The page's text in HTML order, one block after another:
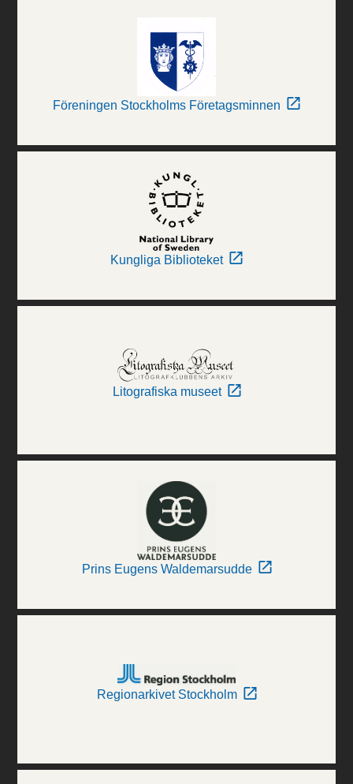
Föreningen Stockholms Företagsminnen
Kungliga Biblioteket
Litografiska museet
Prins Eugens Waldemarsudde
Regionarkivet Stockholm